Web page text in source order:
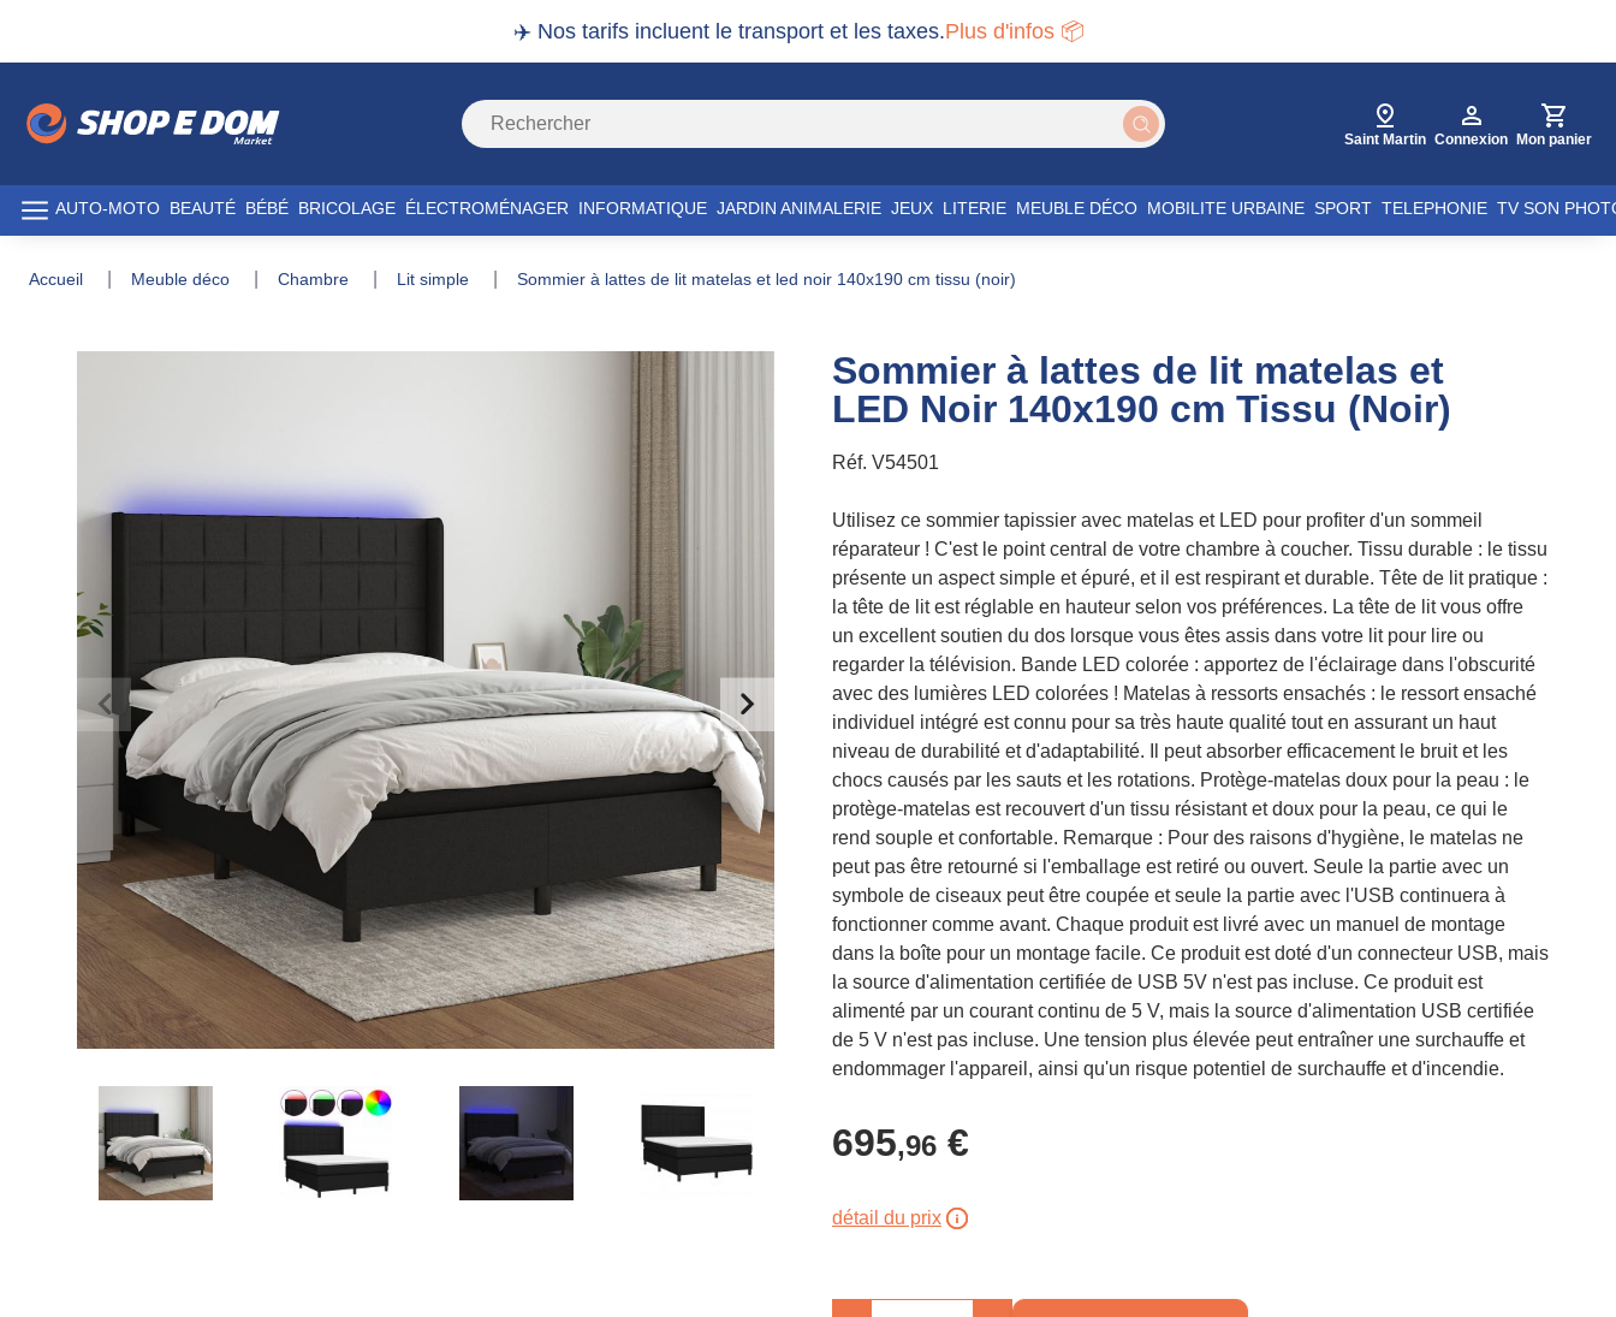
✈️ Nos tarifs incluent le transport et les taxes.Plus d'infos 📦
Saint Martin Connexion Mon panier
AUTO-MOTO BEAUTÉ BÉBÉ BRICOLAGE ÉLECTROMÉNAGER INFORMATIQUE JARDIN ANIMALERIE JEUX LITERIE MEUBLE DÉCO MOBILITE URBAINE SPORT TELEPHONIE TV SON
accueil meuble déco chambre lit simple sommier à lattes de lit matelas et led noir 140x190 cm tissu (noir)
Sommier à lattes de lit matelas et
LED Noir 140x190 cm Tissu (Noir)
Réf. V54501
Utilisez ce sommier tapissier avec matelas et LED pour profiter d'un sommeil
réparateur ! C'est le point central de votre chambre à coucher. Tissu durable : le tissu
présente un aspect simple et épuré, et il est respirant et durable. Tête de lit pratique :
la tête de lit est réglable en hauteur selon vos préférences. La tête de lit vous offre
un excellent soutien du dos lorsque vous êtes assis dans votre lit pour lire ou
regarder la télévision. Bande LED colorée : apportez de l'éclairage dans l'obscurité
avec des lumières LED colorées ! Matelas à ressorts ensachés : le ressort ensaché
individuel intégré est connu pour sa très haute qualité tout en assurant un haut
niveau de durabilité et d'adaptabilité. Il peut absorber efficacement le bruit et les
chocs causés par les sauts et les rotations. Protège-matelas doux pour la peau : le
protège-matelas est recouvert d'un tissu résistant et doux pour la peau, ce qui le
rend souple et confortable. Remarque : Pour des raisons d'hygiène, le matelas ne
peut pas être retourné si l'emballage est retiré ou ouvert. Seule la partie avec un
symbole de ciseaux peut être coupée et seule la partie avec l'USB continuera à
fonctionner comme avant. Chaque produit est livré avec un manuel de montage
dans la boîte pour un montage facile. Ce produit est doté d'un connecteur USB, mais
la source d'alimentation certifiée de USB 5V n'est pas incluse. Ce produit est
alimenté par un courant continu de 5 V, mais la source d'alimentation USB certifiée
de 5 V n'est pas incluse. Une tension plus élevée peut entraîner une surchauffe et
endommager l'appareil, ainsi qu'un risque potentiel de surchauffe et d'incendie.
695,96 €
détail du prix